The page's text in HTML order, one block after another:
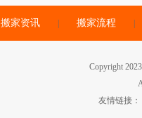
搬家资讯 搬家流程
Copyright
友情链接：